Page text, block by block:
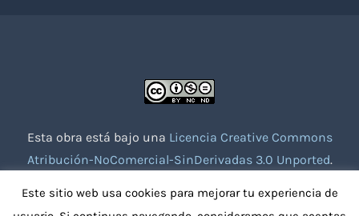
Esta obra está bajo una Licencia Creative Commons
Atribución-NoComercial-SinDerivadas 3.0 Unported.
Este sitio web usa cookies para mejorar tu experiencia de